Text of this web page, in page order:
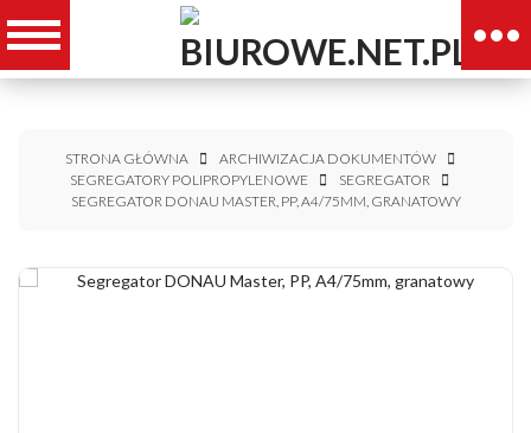
STRONA GŁÓWNA
ARCHIWIZACJA DOKUMENTÓW
SEGREGATORY POLIPROPYLENOWE
SEGREGATOR
SEGREGATOR DONAU MASTER, PP, A4/75MM, GRANATOWY